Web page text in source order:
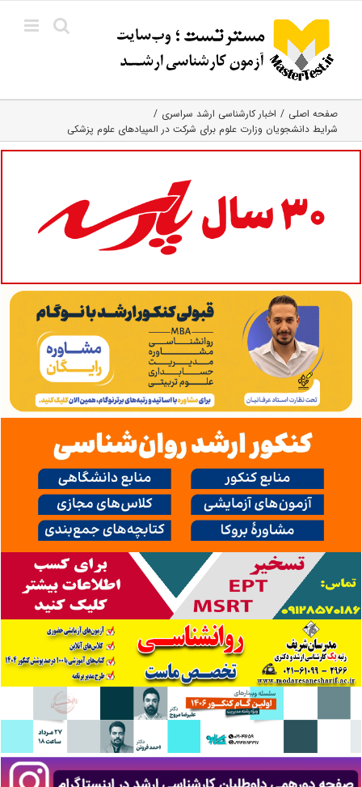
content
صفحه اصلی
اخبار کارشناسی ارشد سراسری
شرایط دانشجویان وزارت علوم برای شرکت در المپیادهای علوم پزشکی